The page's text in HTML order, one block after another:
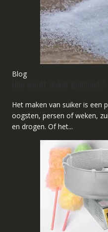
Blog
Het maken van suiker is een
oogsten, persen of weken,
en drogen. Of het...